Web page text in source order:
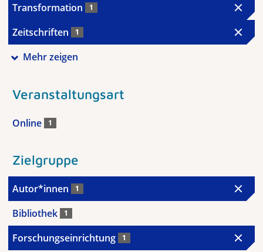
Transformation 1
Zeitschriften 1
Mehr zeigen
Veranstaltungsart
Online 1
Zielgruppe
Autor*innen 1
Bibliothek 1
Forschungseinrichtung 1